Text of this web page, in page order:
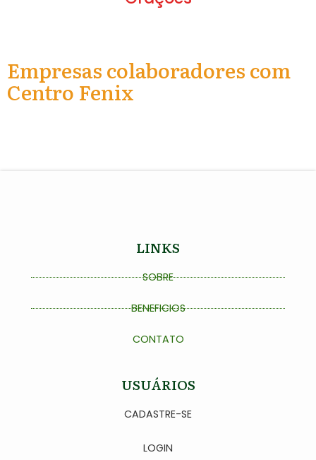
Empresas colaboradores com
Centro Fenix
LINKS
SOBRE
BENEFICIOS
CONTATO
USUÁRIOS
CADASTRE-SE
LOGIN